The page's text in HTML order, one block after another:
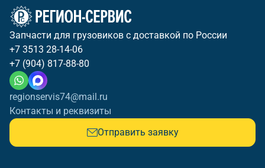
Запчасти для грузовиков с доставкой по России
+7 3513 28-14-06
+7 (904) 817-88-80
regionservis74@mail.ru
Контакты и реквизиты
Отправить заявку